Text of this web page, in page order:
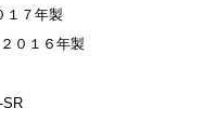
１７年製
０１６年製